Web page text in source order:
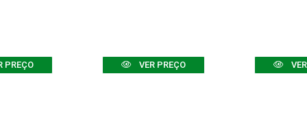
PREÇO VER PREÇO